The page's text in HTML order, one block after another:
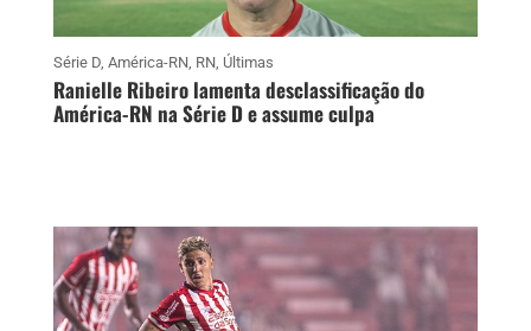
Série D, América-RN, RN, Últimas
Ranielle Ribeiro lamenta desclassificação do
América-RN na Série D e assume culpa